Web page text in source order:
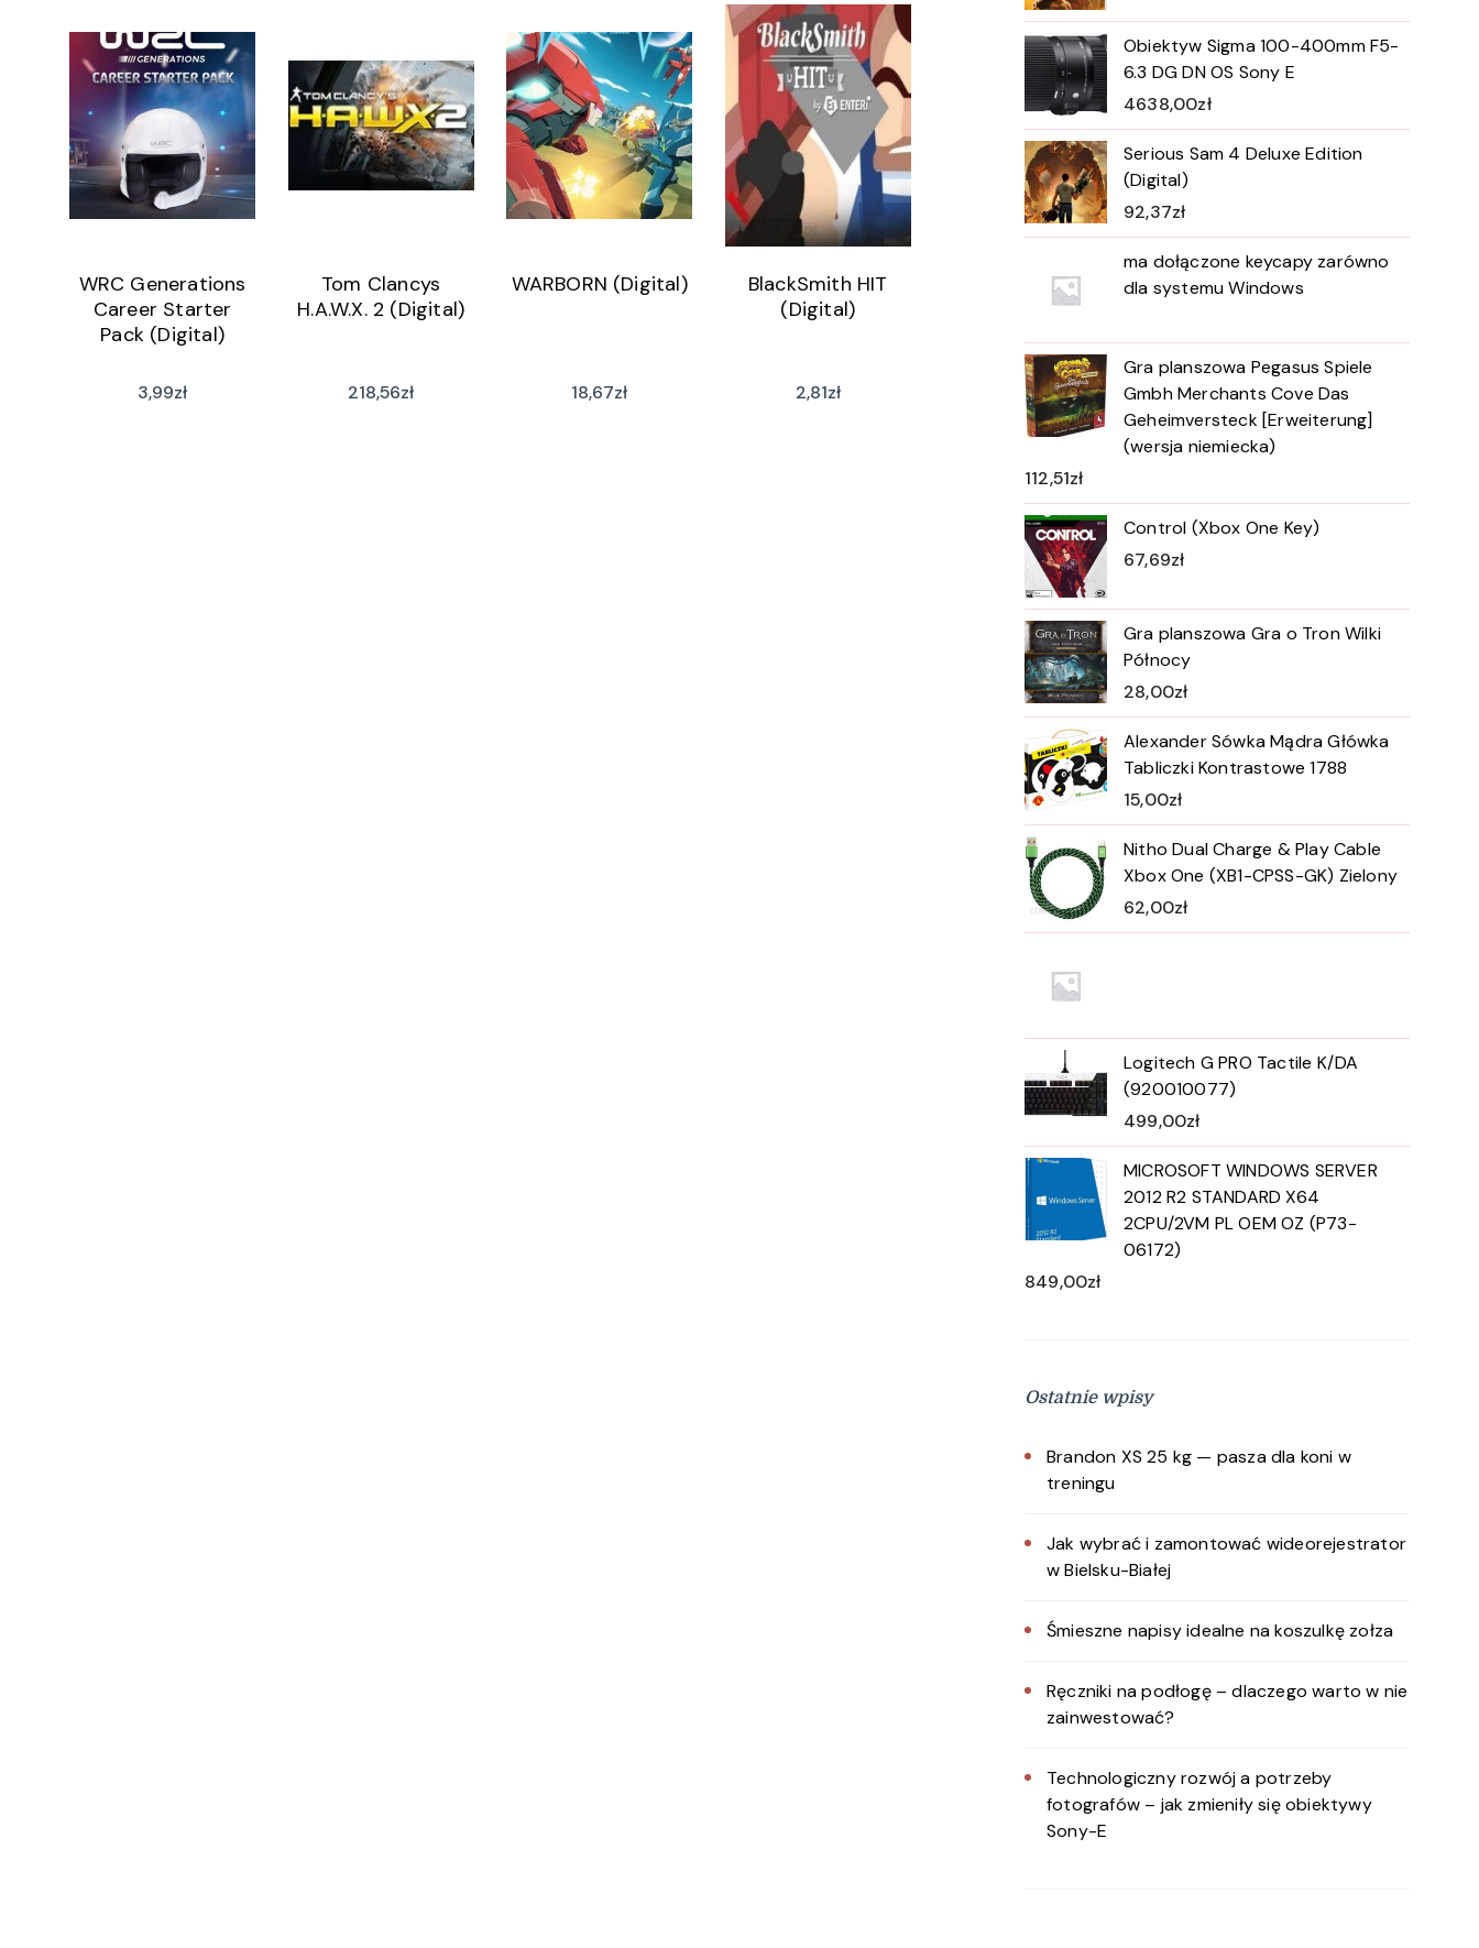
WRC Generations
Career Starter
Pack (Digital)
3,99zł
Tom Clancys
H.A.W.X. 2 (Digital)
218,56zł
WARBORN (Digital)
18,67zł
BlackSmith HIT
(Digital)
2,81zł
Obiektyw Sigma 100-400mm F5-
6.3 DG DN OS Sony E
4638,00zł
Serious Sam 4 Deluxe Edition
(Digital)
92,37zł
ma dołączone keycapy zarówno
dla systemu Windows
Gra planszowa Pegasus Spiele
Gmbh Merchants Cove Das
Geheimversteck [Erweiterung]
(wersja niemiecka)
112,51zł
Control (Xbox One Key)
67,69zł
Gra planszowa Gra o Tron Wilki
Północy
28,00zł
Alexander Sówka Mądra Główka
Tabliczki Kontrastowe 1788
15,00zł
Nitho Dual Charge & Play Cable
Xbox One (XB1-CPSS-GK) Zielony
62,00zł
Logitech G PRO Tactile K/DA
(920010077)
499,00zł
MICROSOFT WINDOWS SERVER
2012 R2 STANDARD X64
2CPU/2VM PL OEM OZ (P73-
06172)
849,00zł
Ostatnie wpisy
Brandon XS 25 kg — pasza dla koni w
treningu
Jak wybrać i zamontować wideorejestrator
w Bielsku-Białej
Śmieszne napisy idealne na koszulkę zołza
Ręczniki na podłogę – dlaczego warto w nie
zainwestować?
Technologiczny rozwój a potrzeby
fotografów – jak zmieniły się obiektywy
Sony-E